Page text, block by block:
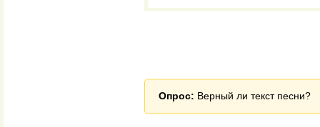
Опрос: Верный ли текст песни?